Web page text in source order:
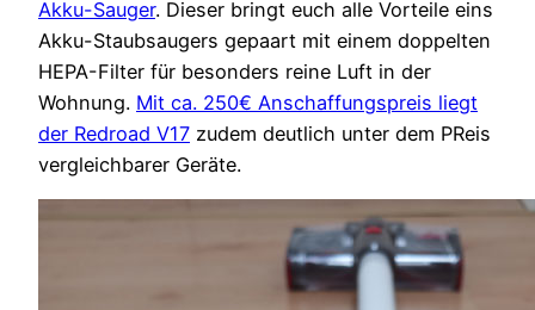
Akku-Sauger. Dieser bringt euch alle Vorteile eins
Akku-Staubsaugers gepaart mit einem doppelten
HEPA-Filter für besonders reine Luft in der
Wohnung. Mit ca. 250€ Anschaffungspreis liegt
der Redroad V17 zudem deutlich unter dem PReis
vergleichbarer Geräte.